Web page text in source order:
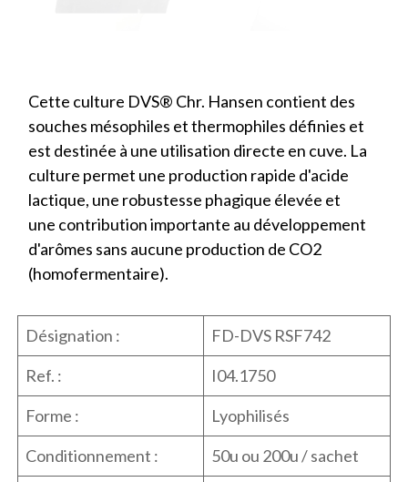
Cette culture DVS® Chr. Hansen contient des
souches mésophiles et thermophiles définies et
est destinée à une utilisation directe en cuve. La
culture permet une production rapide d'acide
lactique, une robustesse phagique élevée et
une contribution importante au développement
d'arômes sans aucune production de CO2
(homofermentaire).
Désignation :
FD-DVS RSF742
Ref. :
I04.1750
Forme :
Lyophilisés
Conditionnement :
50u ou 200u / sachet